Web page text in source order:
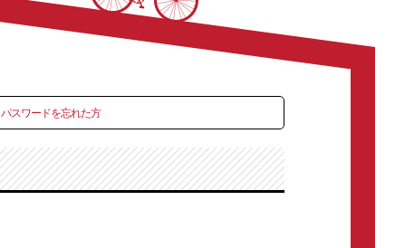
パスワードを忘れた方